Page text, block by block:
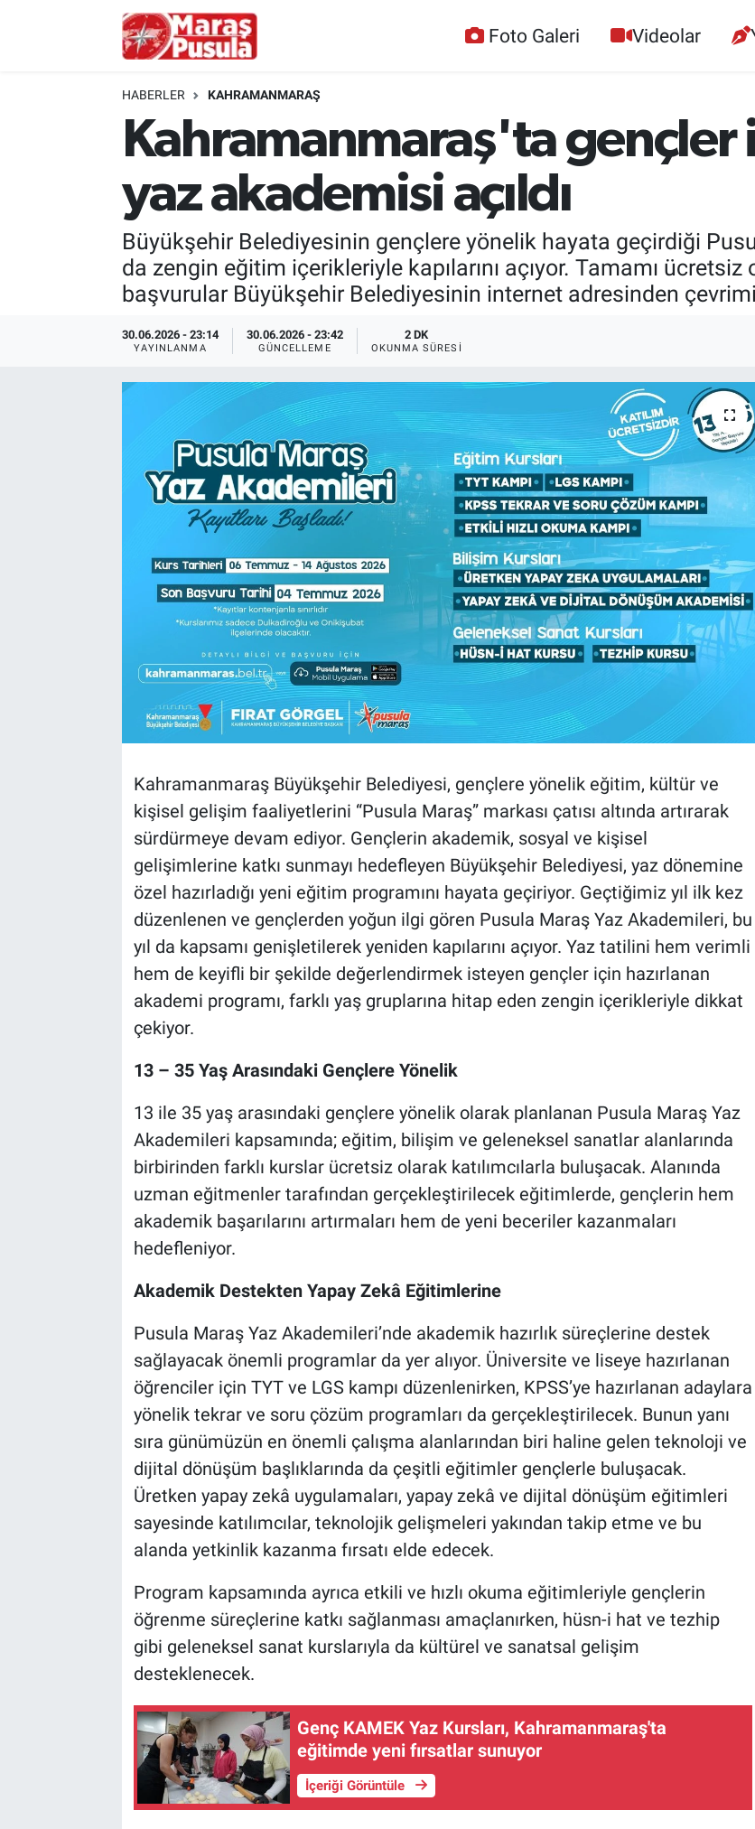
Foto Galeri Videolar
HABERLER KAHRAMANMARAŞ
Kahramanmaraş'ta gençler
yaz akademisi açıldı
Büyükşehir Belediyesinin gençlere yönelik hayata geçirdiği
da zengin eğitim içerikleriyle kapılarını açıyor. Tamamı
başvurular Büyükşehir Belediyesinin internet adresinden
30.06.2026 - 23:14
YAYINLANMA
30.06.2026 - 23:42
GÜNCELLEME
2 DK
OKUNMA SÜRESI
Kahramanmaraş Büyükşehir Belediyesi, gençlere yönelik eğitim, kültür ve
kişisel gelişim faaliyetlerini “Pusula Maraş” markası çatısı altında artırarak
sürdürmeye devam ediyor. Gençlerin akademik, sosyal ve kişisel
gelişimlerine katkı sunmayı hedefleyen Büyükşehir Belediyesi, yaz dönemine
özel hazırladığı yeni eğitim programını hayata geçiriyor. Geçtiğimiz yıl ilk kez
düzenlenen ve gençlerden yoğun ilgi gören Pusula Maraş Yaz Akademileri, bu
yıl da kapsamı genişletilerek yeniden kapılarını açıyor. Yaz tatilini hem verimli
hem de keyifli bir şekilde değerlendirmek isteyen gençler için hazırlanan
akademi programı, farklı yaş gruplarına hitap eden zengin içerikleriyle dikkat
çekiyor.
13 – 35 Yaş Arasındaki Gençlere Yönelik
13 ile 35 yaş arasındaki gençlere yönelik olarak planlanan Pusula Maraş Yaz
Akademileri kapsamında; eğitim, bilişim ve geleneksel sanatlar alanlarında
birbirinden farklı kurslar ücretsiz olarak katılımcılarla buluşacak. Alanında
uzman eğitmenler tarafından gerçekleştirilecek eğitimlerde, gençlerin hem
akademik başarılarını artırmaları hem de yeni beceriler kazanmaları
hedefleniyor.
Akademik Destekten Yapay Zekâ Eğitimlerine
Pusula Maraş Yaz Akademileri’nde akademik hazırlık süreçlerine destek
sağlayacak önemli programlar da yer alıyor. Üniversite ve liseye hazırlanan
öğrenciler için TYT ve LGS kampı düzenlenirken, KPSS’ye hazırlanan adaylara
yönelik tekrar ve soru çözüm programları da gerçekleştirilecek. Bunun yanı
sıra günümüzün en önemli çalışma alanlarından biri haline gelen teknoloji ve
dijital dönüşüm başlıklarında da çeşitli eğitimler gençlerle buluşacak.
Üretken yapay zekâ uygulamaları, yapay zekâ ve dijital dönüşüm eğitimleri
sayesinde katılımcılar, teknolojik gelişmeleri yakından takip etme ve bu
alanda yetkinlik kazanma fırsatı elde edecek.
Program kapsamında ayrıca etkili ve hızlı okuma eğitimleriyle gençlerin
öğrenme süreçlerine katkı sağlanması amaçlanırken, hüsn-i hat ve tezhip
gibi geleneksel sanat kurslarıyla da kültürel ve sanatsal gelişim
desteklenecek.
Genç KAMEK Yaz Kursları, Kahramanmaraş'ta
eğitimde yeni fırsatlar sunuyor
İçeriği Görüntüle
Kültür Sanat
İstanbul Hava Durumu
İstanbul Namaz Vakitleri
İstanbul Trafik Yoğunluk Haritası
Süper Lig Puan Durumu ve Fikstür
Tüm Manşetler
Son Dakika Haberleri
Haber Arşivi